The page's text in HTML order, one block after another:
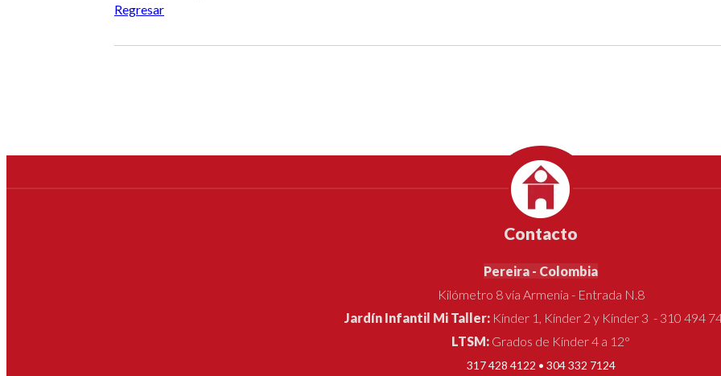
Regresar
Contacto
Pereira - Colombia
Kilómetro 8 vía Armenia - Entrada N.8
Jardín Infantil Mi Taller: Kínder 1, Kínder 2 y Kínder 3 - 310 494
LTSM: Grados de Kínder 4 a 12°
317 428 4122 • 304 332 7124